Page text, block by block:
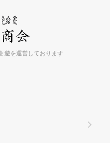
遊を運営しております